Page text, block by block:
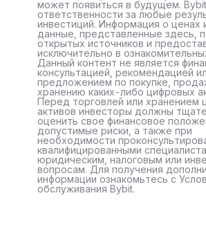
может появиться в будущем.
ответственности за любые
инвестиций. Информация о ценах
данные, представленные здесь,
открытых источников и
исключительно в
Данный контент не является
консультацией, рекомендацией
предложением по покупке,
хранению каких-либо цифровых
Перед торговлей или хранением
активов инвесторы должны
оценить свое финансовое
допустимые риски, а также при
необходимости
квалифицированными
юридическим, налоговым или
вопросам. Для получения
информации ознакомьтесь с
обслуживания Bybit.